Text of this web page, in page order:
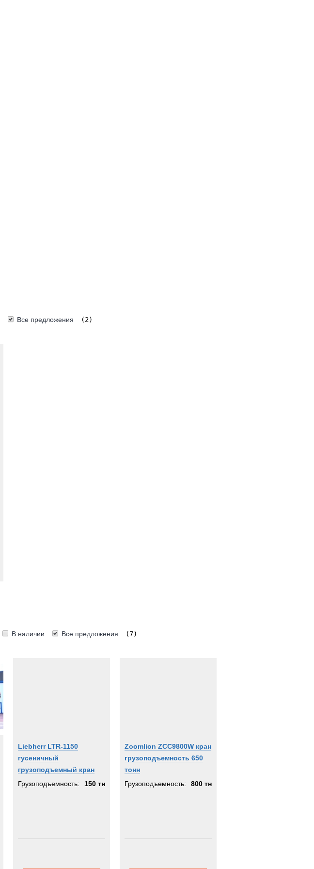
Все предложения (2)
В наличии Все предложения (7)
Liebherr LTR-1150
гусеничный
грузоподъемный кран
Грузоподъемность:
150 тн
Zoomlion ZCC9800W кран
грузоподъемность 650
тонн
Грузоподъемность:
800 тн